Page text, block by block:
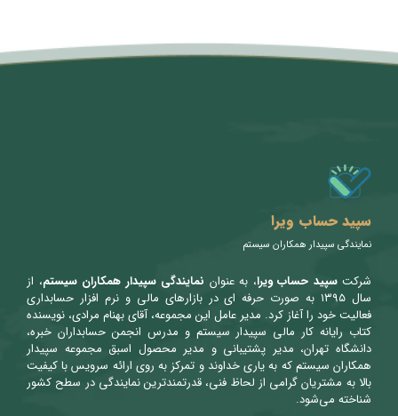
متن سربرگ خود را وارد کنید
سپید حساب ویرا
نمایندگی سپیدار همکاران سیستم
شرکتسپید حساب ویرا، به عنوان نمایندگی سپیدار همکاران سیستم، از
سال ۱۳۹۵ به صورت حرفه ای در بازارهای مالی و نرم افزار حسابداری
فعالیت خود را آغاز کرد. مدیر عامل این مجموعه، آقای بهنام مرادی، نویسنده
کتاب رایانه کار مالی سپیدار سیستم و مدرس انجمن حسابداران خبره،
دانشگاه تهران، مدیر پشتیبانی و مدیر محصول اسبق مجموعه سپیدار
همکاران سیستم که به یاری خداوند و تمرکز به روی ارائه سرویس با کیفیت
بالا به مشتریان گرامی از لحاظ فنی، قدرتمندترین نمایندگی در سطح کشور
شناخته می‌شود.